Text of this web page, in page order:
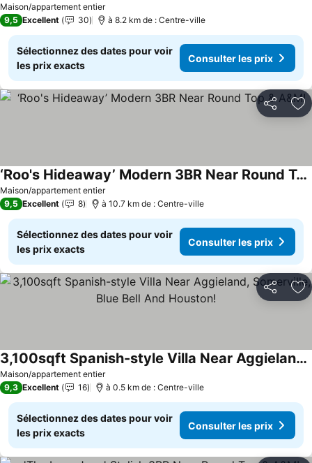
Maison/appartement entier
Consulter les prix
9,5 Excellent 30 à 8.2 km de : Centre-ville
Sélectionnez des dates pour voir
les prix exacts
Consulter les prix
Partager
Maison/appartement entier
‘Roo's Hideaway’ Modern 3BR Near Round Top & A&M!
Consulter les prix
9,5 Excellent 8 à 10.7 km de : Centre-ville
Sélectionnez des dates pour voir
les prix exacts
Consulter les prix
Partager
Maison/appartement entier
3,100sqft Spanish-style Villa Near Aggieland, Somerville, Blue Bell And Houston!
Consulter les prix
9,3 Excellent 16 à 0.5 km de : Centre-ville
Sélectionnez des dates pour voir
les prix exacts
Consulter les prix